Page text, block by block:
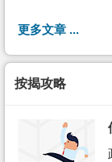
更多文章 ...
按揭攻略